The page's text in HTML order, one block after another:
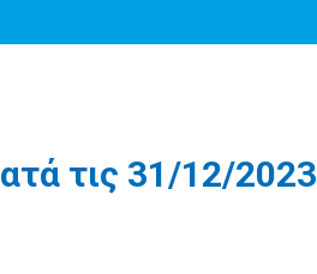
τις 31/12/2023